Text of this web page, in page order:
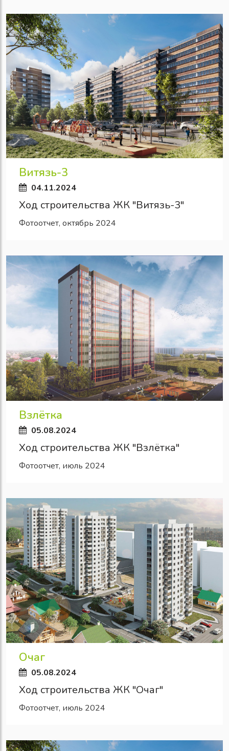
Витязь-3
04.11.2024
Ход строительства ЖК "Витязь-3"
Фотоотчет, октябрь 2024
Взлётка
05.08.2024
Ход строительства ЖК "Взлётка"
Фотоотчет, июль 2024
Очаг
05.08.2024
Ход строительства ЖК "Очаг"
Фотоотчет, июль 2024